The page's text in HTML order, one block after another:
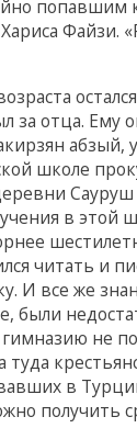
попавшим
Файзи.
за отца. Ему
абзый,
школе
Сауруш
в этой
читать и
И все же
были
не
туда
в
получить